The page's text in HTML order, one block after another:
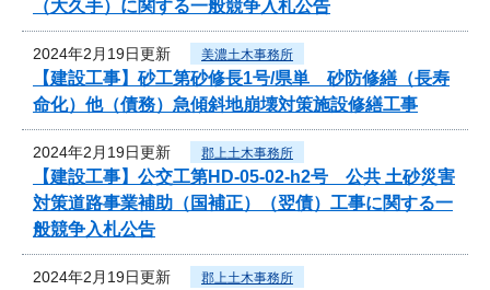
（大久手）に関する一般競争入札公告
2024年2月19日更新 美濃土木事務所
【建設工事】砂工第砂修長1号/県単 砂防修繕（長寿
命化）他（債務）急傾斜地崩壊対策施設修繕工事
2024年2月19日更新 郡上土木事務所
【建設工事】公交工第HD-05-02-h2号 公共 土砂災害
対策道路事業補助（国補正）（翌債）工事に関する一
般競争入札公告
2024年2月19日更新 郡上土木事務所